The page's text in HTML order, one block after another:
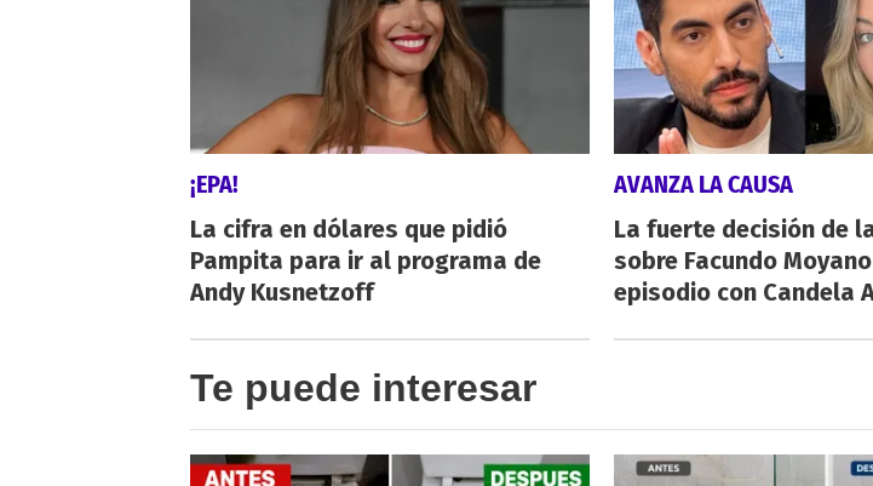
¡EPA!
La cifra en dólares que pidió
Pampita para ir al programa de
Andy Kusnetzoff
AVANZA LA CAUSA
La fuerte decisión de
sobre Facundo
episodio con Candela
Te puede interesar